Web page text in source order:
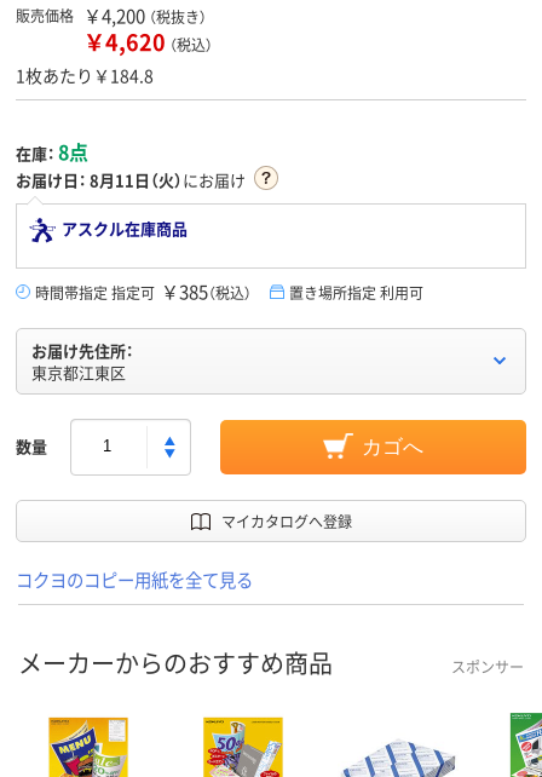
販売価格 ￥4,200 （税抜き）
￥4,620 （税込）
1枚あたり￥184.8
在庫： 8点
お届け日： 8月11日（火）にお届け
アスクル在庫商品
時間帯指定 指定可 ￥385（税込） 置き場所指定 利用可
お届け先住所：
東京都江東区
数量 カゴへ
マイカタログへ登録
コクヨのコピー用紙を全て見る
メーカーからのおすすめ商品 スポンサー